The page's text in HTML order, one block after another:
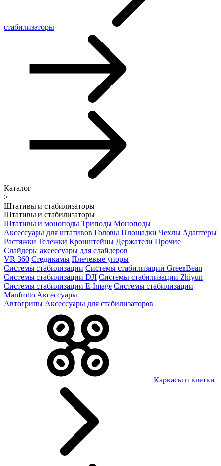
стабилизаторы
Каталог
>
Штативы и стабилизаторы
Штативы и стабилизаторы
Штативы и моноподы Триподы Моноподы
Аксессуары для штативов Головы Площадки Чехлы Адаптеры
Растяжки Тележки Кронштейны Держатели Прочие
Слайдеры аксессуары для слайдеров
VR 360 Стедикамы Плечевые упоры
Системы стабилизации Системы стабилизации GreenBean
Системы стабилизации DJI Системы стабилизации Zhiyun
Системы стабилизации E-Image Системы стабилизации
Manfrotto Аксессуары
Автогрипы Аксессуары для стабилизаторов
Каркасы и клетки